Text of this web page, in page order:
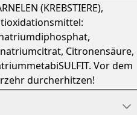
(KREBSTIERE),
Citronensäure,
Vor dem
durcherhitzen!